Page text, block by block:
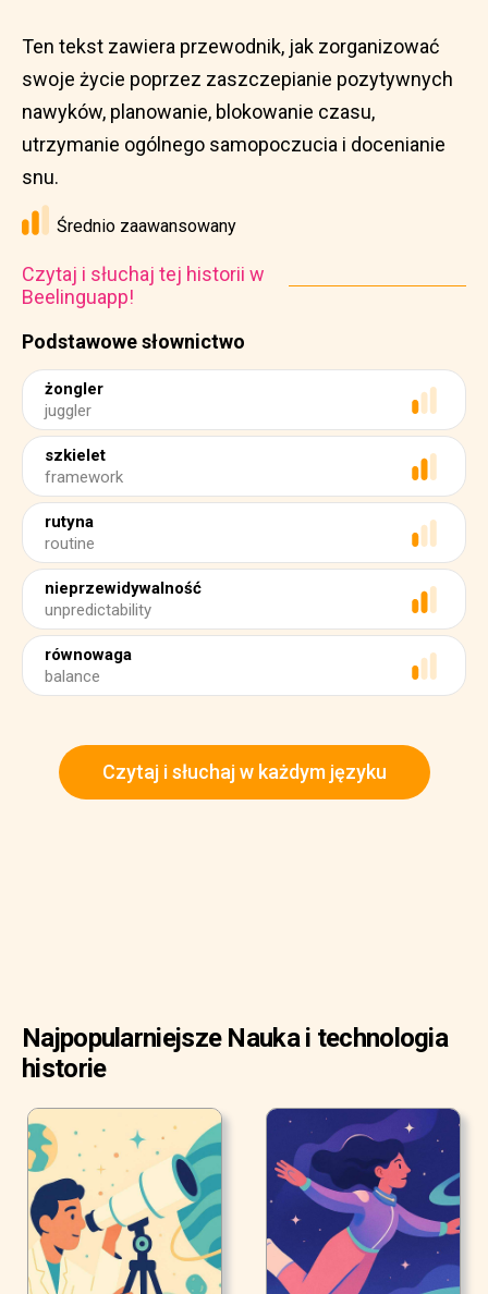
Podstawowe słownictwo
żongler
juggler
szkielet
framework
rutyna
routine
nieprzewidywalność
unpredictability
równowaga
balance
Ten tekst zawiera przewodnik, jak zorganizować
swoje życie poprzez zaszczepianie pozytywnych
nawyków, planowanie, blokowanie czasu,
utrzymanie ogólnego samopoczucia i docenianie
snu.
Średnio zaawansowany
Czytaj i słuchaj tej historii w
Beelinguapp!
Czytaj i słuchaj w każdym języku
Najpopularniejsze Nauka i technologia
historie